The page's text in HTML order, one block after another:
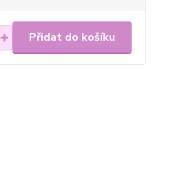
Přidat do košíku